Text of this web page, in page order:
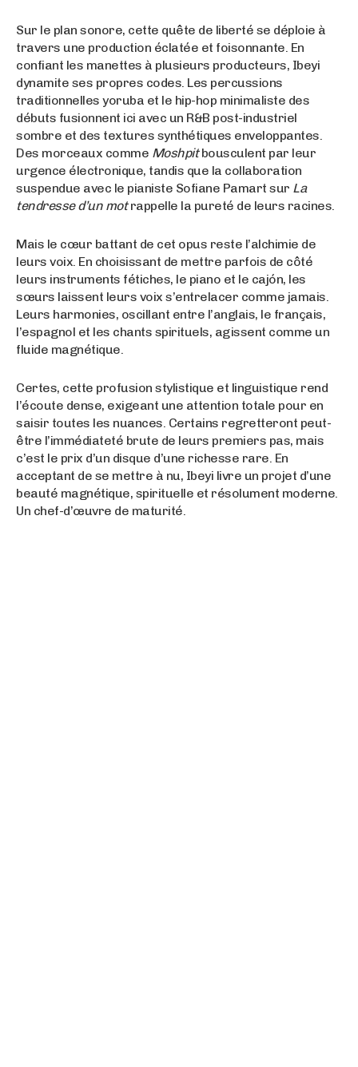
Sur le plan sonore, cette quête de liberté se déploie à
travers une production éclatée et foisonnante. En
confiant les manettes à plusieurs producteurs, Ibeyi
dynamite ses propres codes. Les percussions
traditionnelles yoruba et le hip-hop minimaliste des
débuts fusionnent ici avec un R&B post-industriel
sombre et des textures synthétiques enveloppantes.
Des morceaux comme Moshpitbousculent par leur
urgence électronique, tandis que la collaboration
suspendue avec le pianiste Sofiane Pamart sur La
tendresse d’un motrappelle la pureté de leurs racines.
Mais le cœur battant de cet opus reste l’alchimie de
leurs voix. En choisissant de mettre parfois de côté
leurs instruments fétiches, le piano et le cajón, les
sœurs laissent leurs voix s’entrelacer comme jamais.
Leurs harmonies, oscillant entre l’anglais, le français,
l’espagnol et les chants spirituels, agissent comme un
fluide magnétique.
Certes, cette profusion stylistique et linguistique rend
l’écoute dense, exigeant une attention totale pour en
saisir toutes les nuances. Certains regretteront peut-
être l’immédiateté brute de leurs premiers pas, mais
c’est le prix d’un disque d’une richesse rare. En
acceptant de se mettre à nu, Ibeyi livre un projet d’une
beauté magnétique, spirituelle et résolument moderne.
Un chef-d’œuvre de maturité.